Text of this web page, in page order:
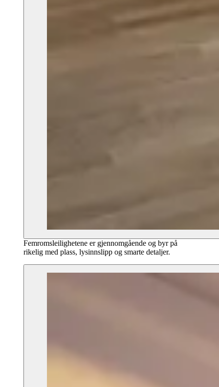
Femromsleilighetene er gjennomgående og byr på
rikelig med plass, lysinnslipp og smarte detaljer.